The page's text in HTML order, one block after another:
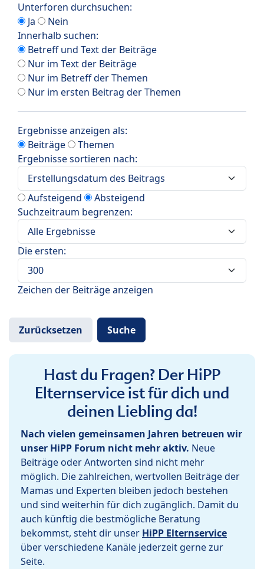
Unterforen durchsuchen:
Ja
Nein
Innerhalb suchen:
Betreff und Text der Beiträge
Nur im Text der Beiträge
Nur im Betreff der Themen
Nur im ersten Beitrag der Themen
Ergebnisse anzeigen als:
Beiträge
Themen
Ergebnisse sortieren nach:
Aufsteigend
Absteigend
Suchzeitraum begrenzen:
Die ersten:
Zeichen der Beiträge anzeigen
Hast du Fragen? Der HiPP
Elternservice ist für dich und
deinen Liebling da!
Nach vielen gemeinsamen Jahren betreuen wir
unser HiPP Forum nicht mehr aktiv. Neue
Beiträge oder Antworten sind nicht mehr
möglich. Die zahlreichen, wertvollen Beiträge der
Mamas und Experten bleiben jedoch bestehen
und sind weiterhin für dich zugänglich. Damit du
auch künftig die bestmögliche Beratung
bekommst, steht dir unser HiPP Elternservice
über verschiedene Kanäle jederzeit gerne zur
Seite.